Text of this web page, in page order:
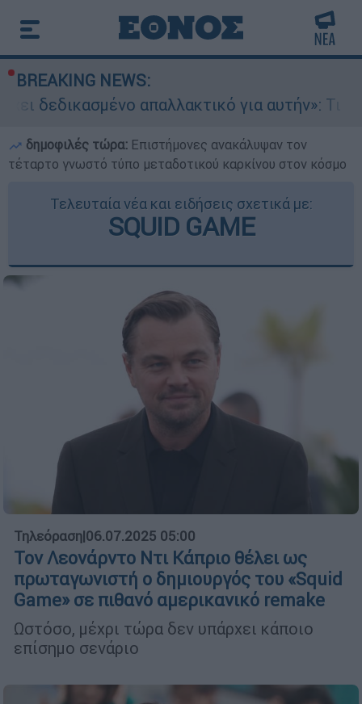
BREAKING NEWS:
απαλλακτικό για αυτήν»: Τι δηλώνει
δημοφιλές τώρα: Επιστήμονες ανακάλυψαν τον
τέταρτο γνωστό τύπο μεταδοτικού καρκίνου στον κόσμο
Τελευταία νέα και ειδήσεις σχετικά με:
SQUID GAME
Τηλεόραση|06.07.2025 05:00
Τον Λεονάρντο Ντι Κάπριο θέλει ως
πρωταγωνιστή ο δημιουργός του «Squid
Game» σε πιθανό αμερικανικό remake
Ωστόσο, μέχρι τώρα δεν υπάρχει κάποιο
επίσημο σενάριο